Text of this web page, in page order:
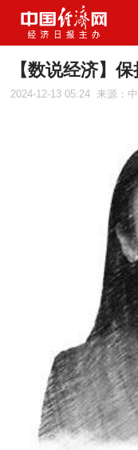
【数说经济】
2024-12-13 05:24 来源：